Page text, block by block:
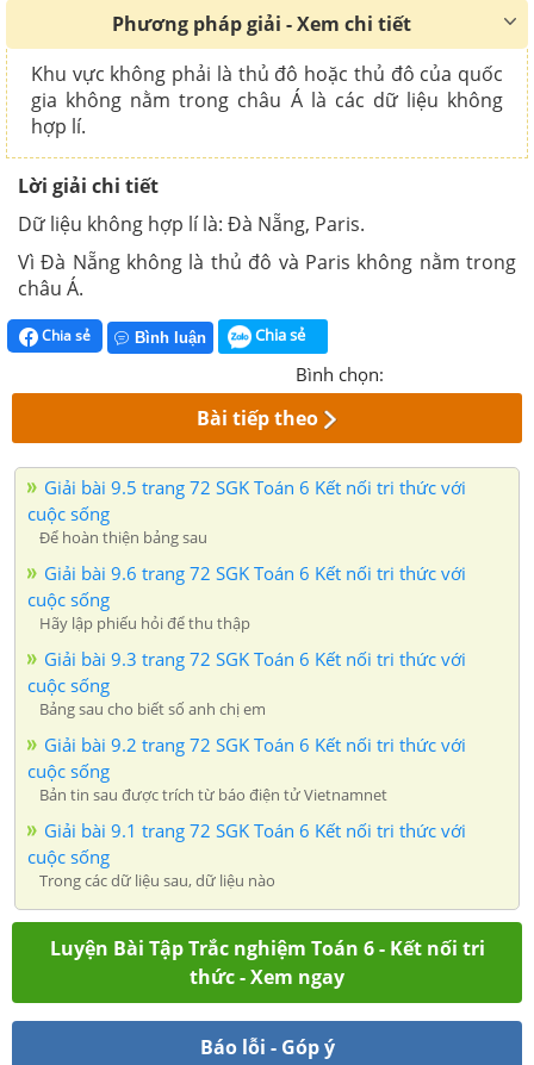
Phương pháp giải - Xem chi tiết
Khu vực không phải là thủ đô hoặc thủ đô của quốc
gia không nằm trong châu Á là các dữ liệu không
hợp lí.
Lời giải chi tiết
Dữ liệu không hợp lí là: Đà Nẵng, Paris.
Vì Đà Nẵng không là thủ đô và Paris không nằm trong
châu Á.
Chia sẻ Bình luận Chia sẻ
Bình chọn:
Bài tiếp theo
Giải bài 9.5 trang 72 SGK Toán 6 Kết nối tri thức với
cuộc sống
Để hoàn thiện bảng sau
Giải bài 9.6 trang 72 SGK Toán 6 Kết nối tri thức với
cuộc sống
Hãy lập phiếu hỏi để thu thập
Giải bài 9.3 trang 72 SGK Toán 6 Kết nối tri thức với
cuộc sống
Bảng sau cho biết số anh chị em
Giải bài 9.2 trang 72 SGK Toán 6 Kết nối tri thức với
cuộc sống
Bản tin sau được trích từ báo điện tử Vietnamnet
Giải bài 9.1 trang 72 SGK Toán 6 Kết nối tri thức với
cuộc sống
Trong các dữ liệu sau, dữ liệu nào
Luyện Bài Tập Trắc nghiệm Toán 6 - Kết nối tri
thức - Xem ngay
Báo lỗi - Góp ý